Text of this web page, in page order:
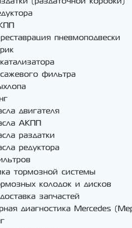
пневмоподвески
фильтра
двигателя
АКПП
раздатки
редуктора
тормозной системы
колодок и дисков
запчастей
диагностика Mercedes